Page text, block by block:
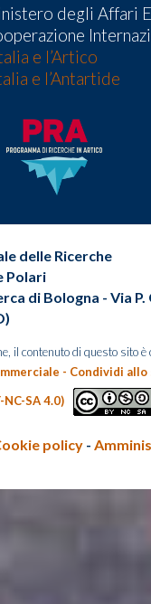
degli Affari
e l’Artico
e l’Antartide
delle Ricerche
Polari
di Bologna - Via
il contenuto di questo sito è
- Condividi allo
SA 4.0)
policy -